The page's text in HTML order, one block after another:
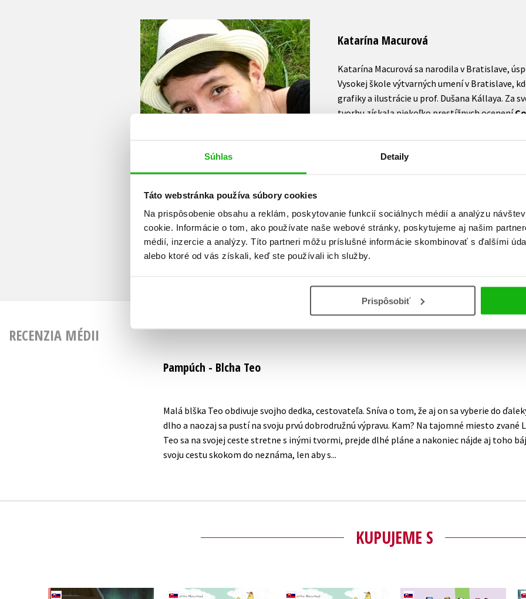
Súhlas Detaily
Táto webstránka používa súbory cookies
Na prispôsobenie obsahu a reklám, poskytovanie funkcií sociálnych médií a analýzu
cookie. Informácie o tom, ako používate naše webové stránky, poskytujeme aj našim
médií, inzercie a analýzy. Títo partneri môžu príslušné informácie skombinovať s ďalšími
alebo ktoré od vás získali, keď ste používali ich služby.
Prispôsobiť
Katarína Macurová
Katarína Macurová sa narodila v Bratislave,
Vysokej škole výtvarných umení v Bratislave,
grafiky a ilustrácie u prof. Dušana Kállaya. Za
tvorbu získala niekoľko prestížnych ocenení
Mesačné zrnko
Zobraziť profil autora
RECENZIA MÉDII
Pampúch - Blcha Teo
Malá blška Teo obdivuje svojho dedka, cestovateľa. Sníva o tom, že aj on sa vyberie do
dlho a naozaj sa pustí na svoju prvú dobrodružnú výpravu. Kam? Na tajomné miesto zvané
Teo sa na svojej ceste stretne s inými tvormi, prejde dlhé pláne a nakoniec nájde aj toho
KUPUJEME S